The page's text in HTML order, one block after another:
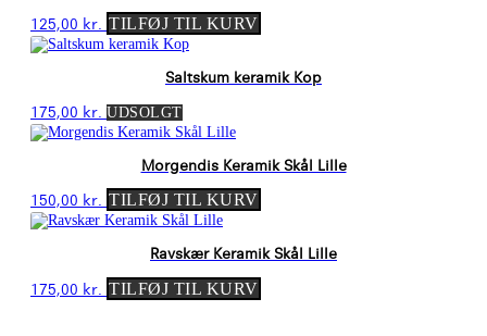
125,00 kr. TILFØJ TIL KURV
Saltskum keramik Kop
175,00 kr. UDSOLGT
Morgendis Keramik Skål Lille
150,00 kr. TILFØJ TIL KURV
Ravskær Keramik Skål Lille
175,00 kr. TILFØJ TIL KURV